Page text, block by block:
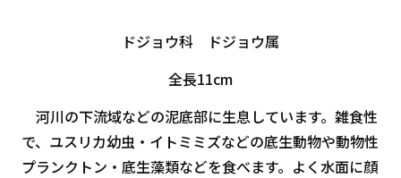
ドジョウ科 ドジョウ属
全長11cm
河川の下流域などの泥底部に生息しています。雑食性
で、ユスリカ幼虫・イトミミズなどの底生動物や動物性
プランクトン・底生藻類などを食べます。よく水面に顔